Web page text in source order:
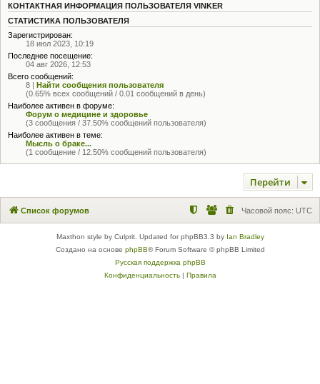
КОНТАКТНАЯ ИНФОРМАЦИЯ ПОЛЬЗОВАТЕЛЯ VINKER
СТАТИСТИКА ПОЛЬЗОВАТЕЛЯ
Зарегистрирован:
18 июл 2023, 10:19
Последнее посещение:
04 авг 2026, 12:53
Всего сообщений:
8 | Найти сообщения пользователя
(0.65% всех сообщений / 0.01 сообщений в день)
Наиболее активен в форуме:
Форум о медицине и здоровье
(3 сообщения / 37.50% сообщений пользователя)
Наиболее активен в теме:
Мысль о браке...
(1 сообщение / 12.50% сообщений пользователя)
Перейти
Список форумов Часовой пояс: UTC
Maxthon style by Culprit. Updated for phpBB3.3 by Ian Bradley
Создано на основе phpBB® Forum Software © phpBB Limited
Русская поддержка phpBB
Конфиденциальность| Правила